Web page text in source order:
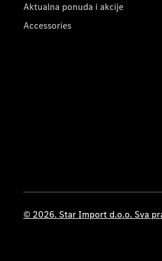
Aktualna ponuda i akcije
Accessories
© 2026. Star Import d.o.o. Sva